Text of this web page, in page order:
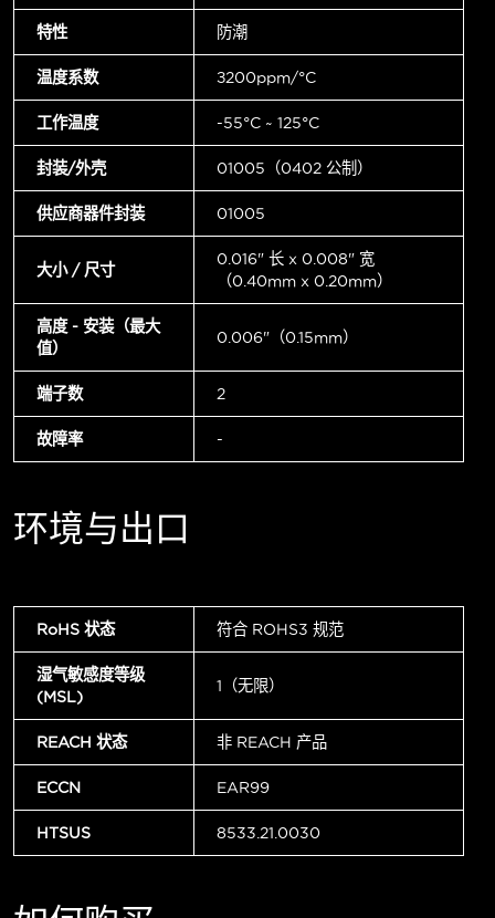
特性 防潮
温度系数 ±200ppm/°C
工作温度 -55°C ~ 125°C
封装/外壳 01005（0402 公制）
供应商器件封装 01005
大小 / 尺寸
0.016" 长 x 0.008" 宽
（0.40mm x 0.20mm）
高度 - 安装（最大
值）
0.006"（0.15mm）
端子数 2
故障率 -
环境与出口
RoHS 状态 符合 ROHS3 规范
湿气敏感度等级
(MSL)
1（无限）
REACH 状态 非 REACH 产品
ECCN EAR99
HTSUS 8533.21.0030